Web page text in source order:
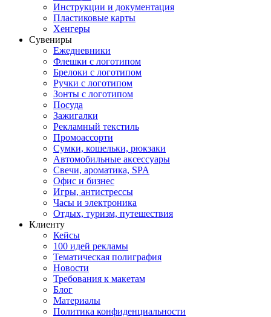
Инструкции и документация
Пластиковые карты
Хенгеры
Сувениры
Ежедневники
Флешки с логотипом
Брелоки с логотипом
Ручки с логотипом
Зонты с логотипом
Посуда
Зажигалки
Рекламный текстиль
Промоассорти
Сумки, кошельки, рюкзаки
Автомобильные аксессуары
Свечи, ароматика, SPA
Офис и бизнес
Игры, антистрессы
Часы и электроника
Отдых, туризм, путешествия
Клиенту
Кейсы
100 идей рекламы
Тематическая полиграфия
Новости
Требования к макетам
Блог
Материалы
Политика конфиденциальности